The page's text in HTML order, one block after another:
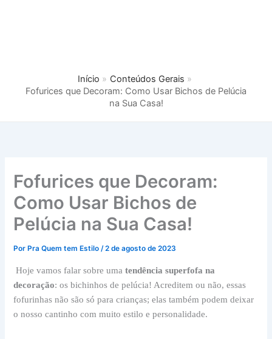
Início
Conteúdos Gerais
Fofurices que Decoram: Como Usar Bichos de Pelúcia
na Sua Casa!
Fofurices que Decoram:
Como Usar Bichos de
Pelúcia na Sua Casa!
Por Pra Quem tem Estilo/2 de agosto de 2023
Hoje vamos falar sobre umatendência superfofa na
decoração: os bichinhos de pelúcia! Acreditem ou não, essas
fofurinhas não são só para crianças; elas também podem deixar
o nosso cantinho com muito estilo e personalidade.